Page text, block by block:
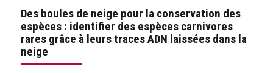
Des boules de neige pour la conservation des
espèces : identifier des espèces carnivores
rares grâce à leurs traces ADN laissées dans la
neige